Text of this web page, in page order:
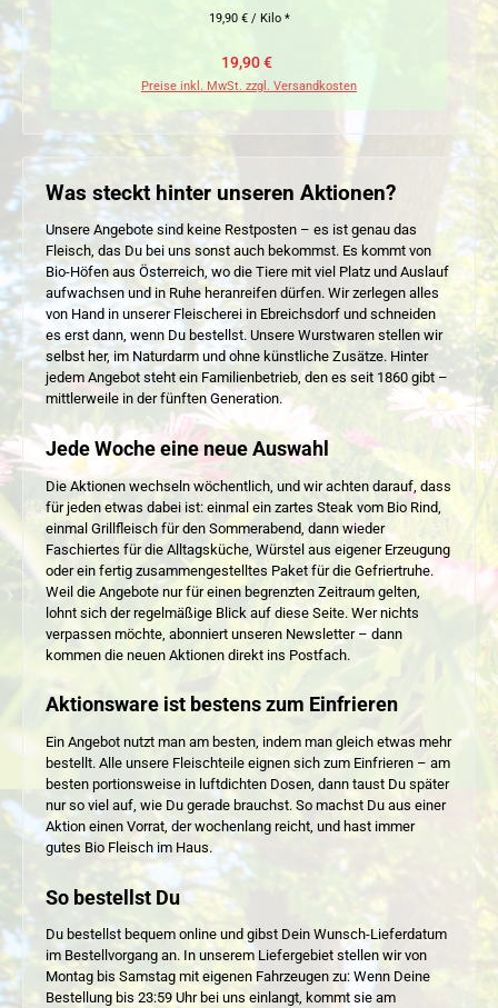
19,90 € / Kilo *
Verkaufspreis:
19,90 €
Preise inkl. MwSt. zzgl. Versandkosten
Was steckt hinter unseren Aktionen?
Unsere Angebote sind keine Restposten – es ist genau das
Fleisch, das Du bei uns sonst auch bekommst. Es kommt von
Bio-Höfen aus Österreich, wo die Tiere mit viel Platz und Auslauf
aufwachsen und in Ruhe heranreifen dürfen. Wir zerlegen alles
von Hand in unserer Fleischerei in Ebreichsdorf und schneiden
es erst dann, wenn Du bestellst. Unsere Wurstwaren stellen wir
selbst her, im Naturdarm und ohne künstliche Zusätze. Hinter
jedem Angebot steht ein Familienbetrieb, den es seit 1860 gibt –
mittlerweile in der fünften Generation.
Jede Woche eine neue Auswahl
Die Aktionen wechseln wöchentlich, und wir achten darauf, dass
für jeden etwas dabei ist: einmal ein zartes Steak vom Bio Rind,
einmal Grillfleisch für den Sommerabend, dann wieder
Faschiertes für die Alltagsküche, Würstel aus eigener Erzeugung
oder ein fertig zusammengestelltes Paket für die Gefriertruhe.
Weil die Angebote nur für einen begrenzten Zeitraum gelten,
lohnt sich der regelmäßige Blick auf diese Seite. Wer nichts
verpassen möchte, abonniert unseren Newsletter – dann
kommen die neuen Aktionen direkt ins Postfach.
Aktionsware ist bestens zum Einfrieren
Ein Angebot nutzt man am besten, indem man gleich etwas mehr
bestellt. Alle unsere Fleischteile eignen sich zum Einfrieren – am
besten portionsweise in luftdichten Dosen, dann taust Du später
nur so viel auf, wie Du gerade brauchst. So machst Du aus einer
Aktion einen Vorrat, der wochenlang reicht, und hast immer
gutes Bio Fleisch im Haus.
So bestellst Du
Du bestellst bequem online und gibst Dein Wunsch-Lieferdatum
im Bestellvorgang an. In unserem Liefergebiet stellen wir von
Montag bis Samstag mit eigenen Fahrzeugen zu: Wenn Deine
Bestellung bis 23:59 Uhr bei uns einlangt, kommt sie am